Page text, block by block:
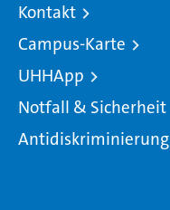
Kontakt
Campus-Karte
UHHApp
Notfall & Sicherheit
Antidiskriminierung